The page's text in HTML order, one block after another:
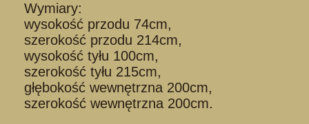
Wymiary:
wysokość przodu 74cm,
szerokość przodu 214cm,
wysokość tyłu 100cm,
szerokość tyłu 215cm,
głębokość wewnętrzna 200cm,
szerokość wewnętrzna 200cm.